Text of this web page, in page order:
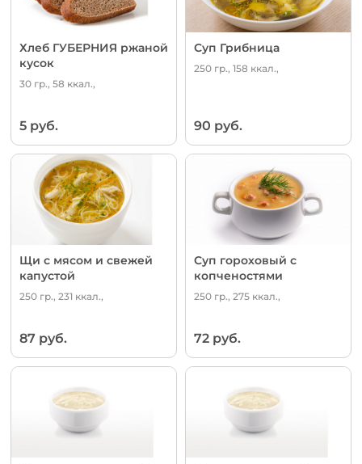
Хлеб ГУБЕРНИЯ ржаной
кусок
30 гр., 58 ккал.,
5 руб.
Суп Грибница
250 гр., 158 ккал.,
90 руб.
Щи с мясом и свежей
капустой
250 гр., 231 ккал.,
87 руб.
Суп гороховый с
копченостями
250 гр., 275 ккал.,
72 руб.